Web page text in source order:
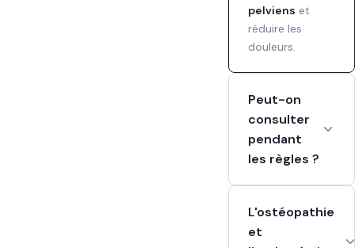
pelviens et
réduire les
douleurs.
Peut-on
consulter
pendant
les règles ?
L'ostéopathie
et